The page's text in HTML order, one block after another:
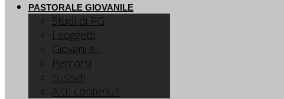
PASTORALE GIOVANILE
Studi di PG
I soggetti
Giovani e...
Percorsi
Sussidi
Altri contenuti